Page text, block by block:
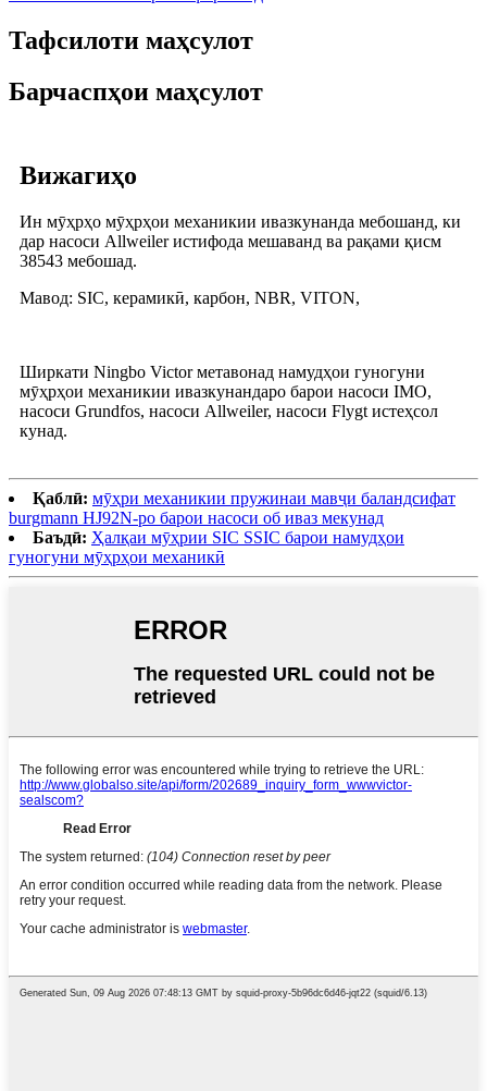
Тафсилоти маҳсулот
Барчаспҳои маҳсулот
Вижагиҳо
Ин мӯҳрҳо мӯҳрҳои механикии ивазкунанда мебошанд, ки
дар насоси Allweiler истифода мешаванд ва рақами қисм
38543 мебошад.
Мавод: SIC, керамикӣ, карбон, NBR, VITON,
Ширкати Ningbo Victor метавонад намудҳои гуногуни
мӯҳрҳои механикии ивазкунандаро барои насоси IMO,
насоси Grundfos, насоси Allweiler, насоси Flygt истеҳсол
кунад.
Қаблӣ: мӯҳри механикии пружинаи мавҷи баландсифат
burgmann HJ92N-ро барои насоси об иваз мекунад
Баъдӣ: Ҳалқаи мӯҳрии SIC SSIC барои намудҳои
гуногуни мӯҳрҳои механикӣ